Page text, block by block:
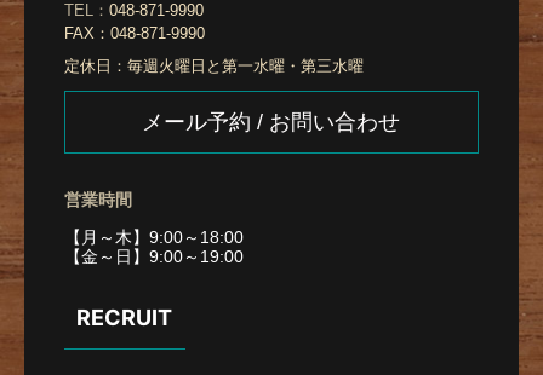
TEL： 048-871-9990
FAX： 048-871-9990
定休日： 毎週火曜日と第一水曜・第三水曜
メール予約 / お問い合わせ
営業時間
【月～木】9:00～18:00
【金～日】9:00～19:00
RECRUIT